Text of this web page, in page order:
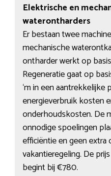
Elektrische en
waterontharders
Er bestaan twee
mechanische
ontharder werkt op
Regeneratie gaat op
‘m in een aantrekkelijke
energieverbruik kosten
onderhoudskosten. De
onnodige spoelingen
efficiëntie en geen
vakantieregeling. De
begint bij €780.